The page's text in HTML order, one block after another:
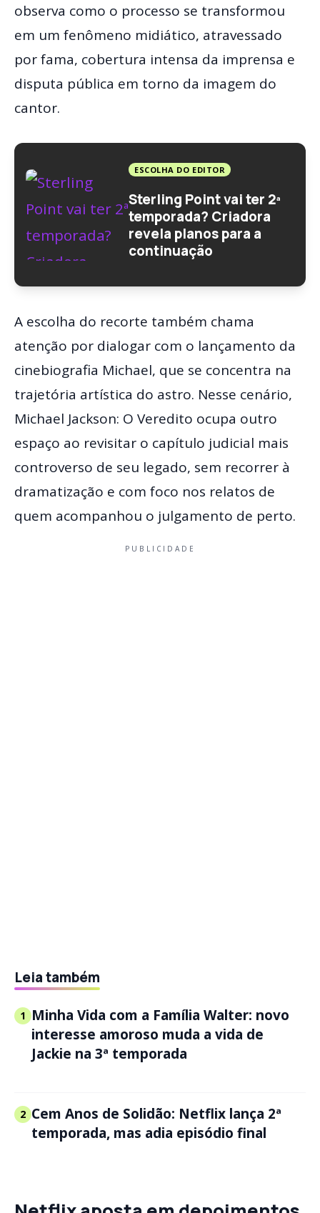
observa como o processo se transformou
em um fenômeno midiático, atravessado
por fama, cobertura intensa da imprensa e
disputa pública em torno da imagem do
cantor.
ESCOLHA DO EDITOR
Sterling Point vai ter 2ª
temporada? Criadora
revela planos para a
continuação
A escolha do recorte também chama
atenção por dialogar com o lançamento da
cinebiografia Michael, que se concentra na
trajetória artística do astro. Nesse cenário,
Michael Jackson: O Veredito ocupa outro
espaço ao revisitar o capítulo judicial mais
controverso de seu legado, sem recorrer à
dramatização e com foco nos relatos de
quem acompanhou o julgamento de perto.
PUBLICIDADE
Leia também
1 Minha Vida com a Família Walter: novo
interesse amoroso muda a vida de
Jackie na 3ª temporada
2 Cem Anos de Solidão: Netflix lança 2ª
temporada, mas adia episódio final